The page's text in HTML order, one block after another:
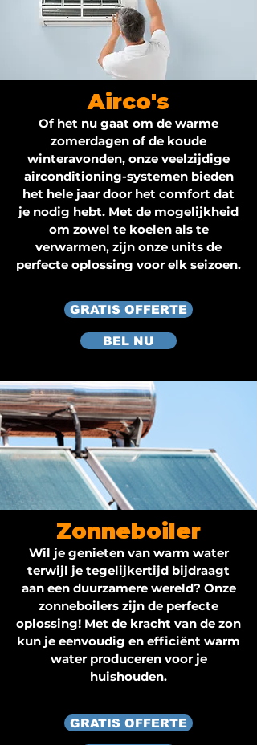
Airco's
Of het nu gaat om de warme
zomerdagen of de koude
winteravonden, onze veelzijdige
airconditioning-systemen bieden
het hele jaar door het comfort dat
je nodig hebt. Met de mogelijkheid
om zowel te koelen als te
verwarmen, zijn onze units de
perfecte oplossing voor elk seizoen.
GRATIS OFFERTE
BEL NU
Zonneboiler
Wil je genieten van warm water
terwijl je tegelijkertijd bijdraagt
aan een duurzamere wereld? Onze
zonneboilers zijn de perfecte
oplossing! Met de kracht van de zon
kun je eenvoudig en efficiënt warm
water produceren voor je
huishouden.
GRATIS OFFERTE